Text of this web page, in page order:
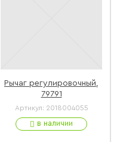
Рычаг регулировочный,
79791
Артикул: 2018004055
в наличии